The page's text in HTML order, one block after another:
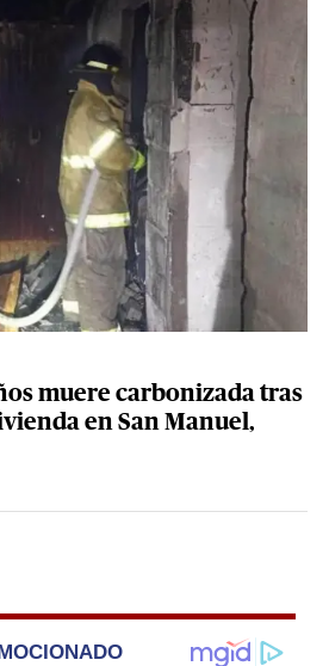
muere carbonizada tras
en San Manuel,